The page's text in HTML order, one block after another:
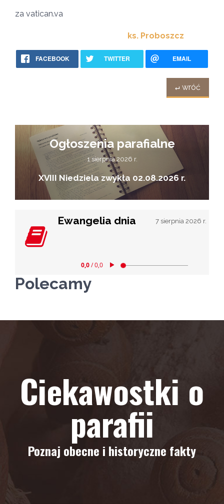
za vatican.va
ks. Proboszcz
FACEBOOK TWITTER EMAIL
↵ wróć
Ogłoszenia parafialne
1 sierpnia 2026 r.
XVIII Niedziela zwykła 02.08.2026 r.
Ewangelia dnia 7 sierpnia 2026 r.
Polecamy
Ciekawostki o
parafii
Poznaj obecne i historyczne fakty